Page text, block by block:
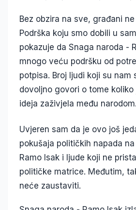
Bez obzira na sve, građani
Podrška koju smo dobili u
pokazuje da Snaga naroda -
mnogo veću podršku od
potpisa. Broj ljudi koji su nam
dovoljno govori o tome
ideja zaživjela među narodom.
Uvjeren sam da je ovo još
pokušaja političkih napada
Ramo Isak i ljude koji ne
političke matrice. Međutim,
neće zaustaviti.